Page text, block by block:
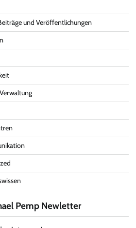
und Veröffentlichungen
Pemp Newletter